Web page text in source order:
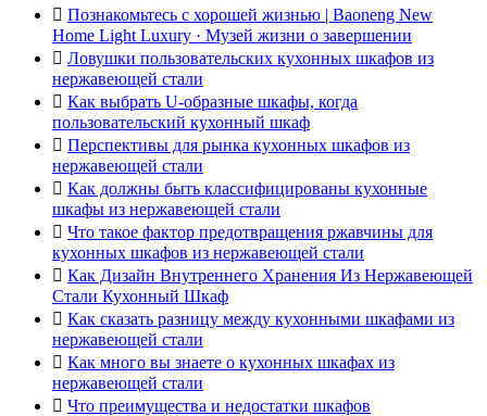
 Познакомьтесь с хорошей жизнью | Baoneng New
Home Light Luxury · Музей жизни о завершении
 Ловушки пользовательских кухонных шкафов из
нержавеющей стали
 Как выбрать U-образные шкафы, когда
пользовательский кухонный шкаф
 Перспективы для рынка кухонных шкафов из
нержавеющей стали
 Как должны быть классифицированы кухонные
шкафы из нержавеющей стали
 Что такое фактор предотвращения ржавчины для
кухонных шкафов из нержавеющей стали
 Как Дизайн Внутреннего Хранения Из Нержавеющей
Стали Кухонный Шкаф
 Как сказать разницу между кухонными шкафами из
нержавеющей стали
 Как много вы знаете о кухонных шкафах из
нержавеющей стали
 Что преимущества и недостатки шкафов